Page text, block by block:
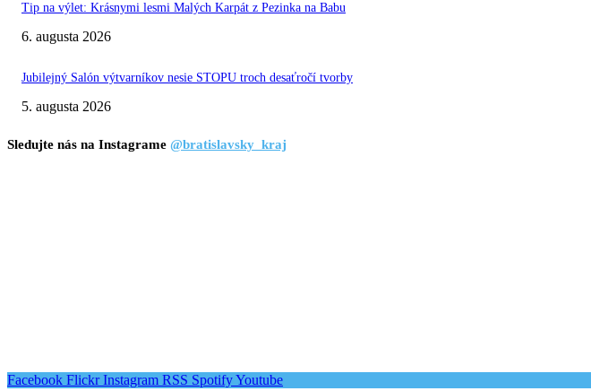
Tip na výlet: Krásnymi lesmi Malých Karpát z Pezinka na Babu
6. augusta 2026
Jubilejný Salón výtvarníkov nesie STOPU troch desaťročí tvorby
5. augusta 2026
Sledujte nás na Instagrame @bratislavsky_kraj
Facebook Flickr Instagram RSS SpotifyYoutube